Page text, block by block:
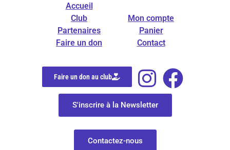
Accueil
Club
Partenaires
Faire un don
Mon compte
Panier
Contact
Faire un don au club
S'inscrire à la Newsletter
Contactez-nous